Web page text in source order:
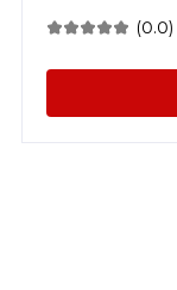
(0.0)